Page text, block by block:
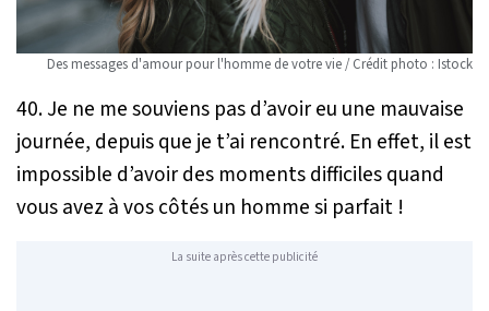
Des messages d'amour pour l'homme de votre vie / Crédit photo : Istock
40. Je ne me souviens pas d’avoir eu une mauvaise
journée, depuis que je t’ai rencontré. En effet, il est
impossible d’avoir des moments difficiles quand
vous avez à vos côtés un homme si parfait !
La suite après cette publicité